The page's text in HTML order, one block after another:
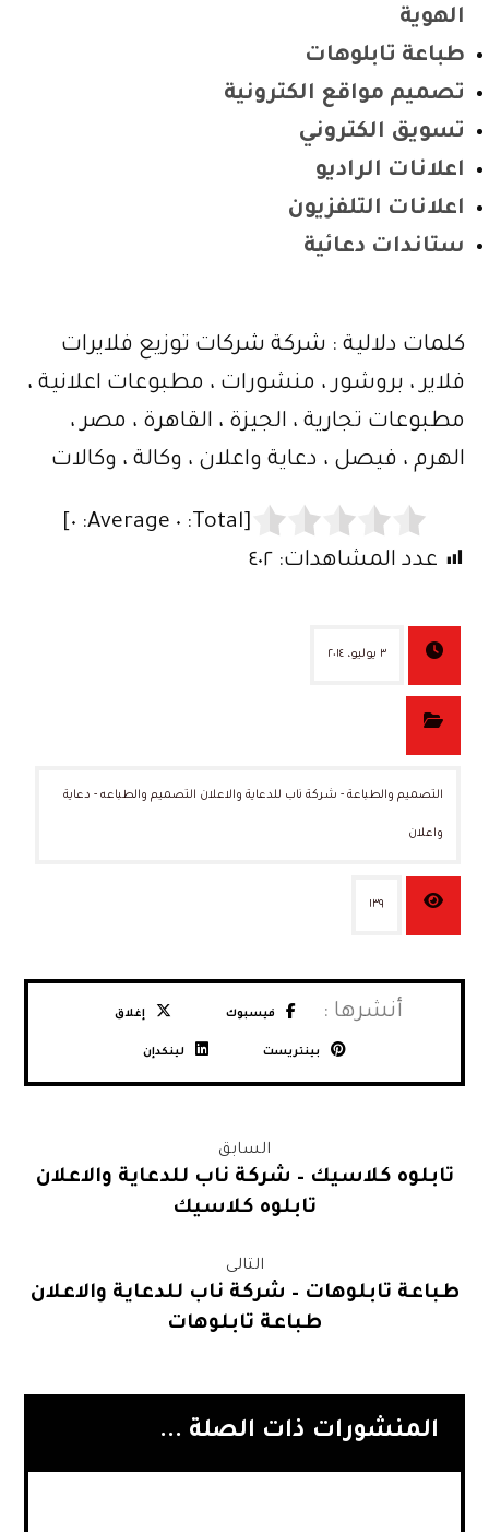
الهوية
طباعة تابلوهات
تصميم مواقع الكترونية
تسويق الكتروني
اعلانات الراديو
اعلانات التلفزيون
ستاندات دعائية
كلمات دلالية : شركة شركات توزيع فلايرات
فلاير ، بروشور ، منشورات ، مطبوعات اعلانية ،
مطبوعات تجارية ، الجيزة ، القاهرة ، مصر ،
الهرم ، فيصل ، دعاية واعلان ، وكالة ، وكالات
[Total: ٠ ٠]
عدد المشاهدات: ٤٠٢
٣ يوليو، ٢٠١٤
التصميم والطباعة - شركة ناب للدعاية والاعلان التصميم والطباعه - دعاية
واعلان
١٣٩
فيسبوك إغلاق
بينتريست لينكدإن
السابق
تابلوه كلاسيك – شركة ناب للدعاية والاعلان
تابلوه كلاسيك
التالى
طباعة تابلوهات – شركة ناب للدعاية والاعلان
طباعة تابلوهات
المنشورات ذات الصلة ...